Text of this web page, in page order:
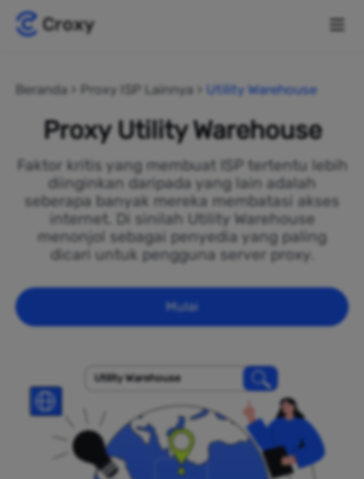
Beranda Proxy ISP Lainnya Utility Warehouse
Proxy Utility Warehouse
Faktor kritis yang membuat ISP tertentu lebih
diinginkan daripada yang lain adalah
seberapa banyak mereka membatasi akses
internet. Di sinilah Utility Warehouse
menonjol sebagai penyedia yang paling
dicari untuk pengguna server proxy.
Mulai
Utility Warehouse